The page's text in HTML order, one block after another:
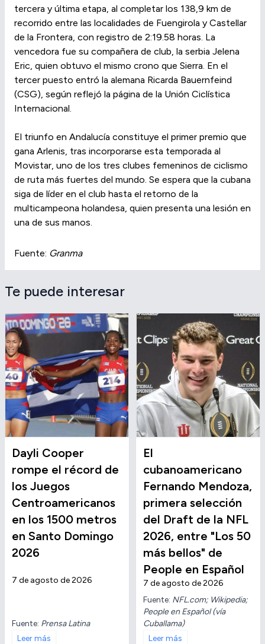
tercera y última etapa, al completar los 138,9 km de
recorrido entre las localidades de Fuengirola y Castellar
de la Frontera, con registro de 2:19.58 horas. La
vencedora fue su compañera de club, la serbia Jelena
Eric, quien obtuvo el mismo crono que Sierra. En el
tercer puesto entró la alemana Ricarda Bauernfeind
(CSG), según reflejó la página de la Unión Ciclística
Internacional.
El triunfo en Andalucía constituye el primer premio que
gana Arlenis, tras incorporarse esta temporada al
Movistar, uno de los tres clubes femeninos de ciclismo
de ruta más fuertes del mundo. Se espera que la cubana
siga de líder en el club hasta el retorno de la
multicampeona holandesa, quien presenta una lesión en
una de sus manos.
Fuente: Granma
Te puede interesar
Dayli Cooper
rompe el récord de
los Juegos
Centroamericanos
en los 1500 metros
en Santo Domingo
2026
7 de agosto de 2026
Fuente: Prensa Latina
Leer más
El
cubanoamericano
Fernando Mendoza,
primera selección
del Draft de la NFL
2026, entre "Los 50
más bellos" de
People en Español
7 de agosto de 2026
Fuente: NFL.com; Wikipedia;
People en Español (vía
Cuballama)
Leer más